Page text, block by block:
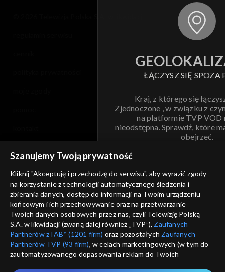
ŁĄCZYSZ SIĘ SPOZA
Kraj, z którego się
Zjednoczone , w związku z
na platformie TVP VOD
nieodstępna. Sprawdź, które
obejrzeć.
ANULUJ
informacje o dostawcy usług
Szanujemy Twoją prywatność
Kliknij "Akceptuję i przechodzę do serwisu", aby wyrazić zgody
na korzystanie z technologii automatycznego śledzenia i
zbierania danych, dostęp do informacji na Twoim urządzeniu
końcowym i ich przechowywanie oraz na przetwarzanie
Twoich danych osobowych przez nas, czyli Telewizję Polską
S.A. w likwidacji (zwaną dalej również „TVP”), Zaufanych
Partnerów z IAB* (1201 firm) oraz pozostałych Zaufanych
Partnerów TVP (93 firm), w celach marketingowych (w tym do
zautomatyzowanego dopasowania reklam do Twoich